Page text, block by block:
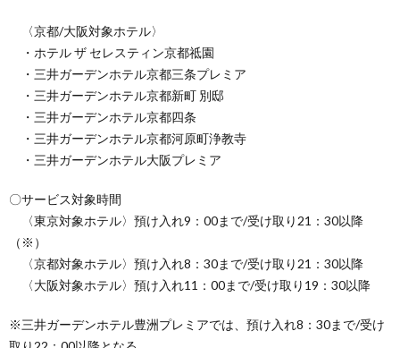
〈京都/大阪対象ホテル〉
・ホテル ザ セレスティン京都祗園
・三井ガーデンホテル京都三条プレミア
・三井ガーデンホテル京都新町 別邸
・三井ガーデンホテル京都四条
・三井ガーデンホテル京都河原町浄教寺
・三井ガーデンホテル大阪プレミア
〇サービス対象時間
〈東京対象ホテル〉預け入れ9：00まで/受け取り21：30以降
（※）
〈京都対象ホテル〉預け入れ8：30まで/受け取り21：30以降
〈大阪対象ホテル〉預け入れ11：00まで/受け取り19：30以降
※三井ガーデンホテル豊洲プレミアでは、預け入れ8：30まで/受け